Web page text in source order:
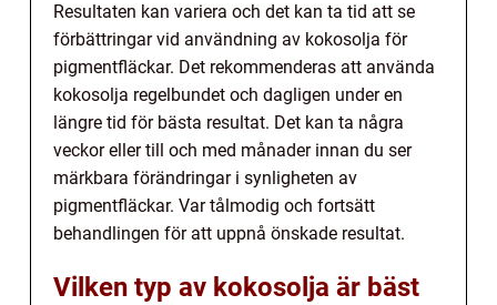
Resultaten kan variera och det kan ta tid att se
förbättringar vid användning av kokosolja för
pigmentfläckar. Det rekommenderas att använda
kokosolja regelbundet och dagligen under en
längre tid för bästa resultat. Det kan ta några
veckor eller till och med månader innan du ser
märkbara förändringar i synligheten av
pigmentfläckar. Var tålmodig och fortsätt
behandlingen för att uppnå önskade resultat.
Vilken typ av kokosolja är bäst